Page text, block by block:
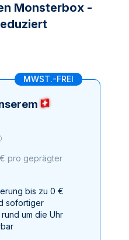
Monsterbox -
MWST.-FREI
pro geprägter
bis zu 0 €
sofortiger
um die Uhr